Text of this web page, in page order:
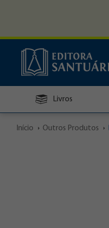
Livros
Início Outros Produtos